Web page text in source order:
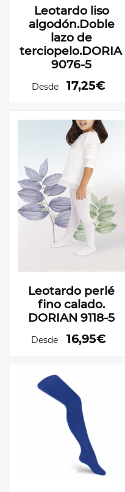
Leotardo liso
algodón.Doble
lazo de
terciopelo.DORIAN
9076-5
Desde 17,25€
Leotardo perlé
fino calado.
DORIAN 9118-5
Desde 16,95€